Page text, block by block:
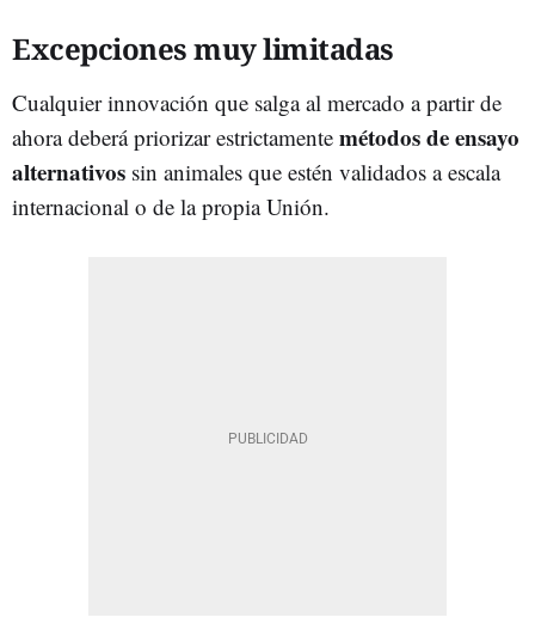
Excepciones muy limitadas
Cualquier innovación que salga al mercado a partir de
ahora deberá priorizar estrictamente métodos de ensayo
alternativos sin animales que estén validados a escala
internacional o de la propia Unión.